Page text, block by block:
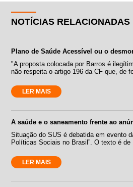
NOTÍCIAS RELACIONADAS
Plano de Saúde Acessível ou o
"A proposta colocada por Barros é
não respeita o artigo 196 da CF que, de
LER MAIS
A saúde e o saneamento frente ao
Situação do SUS é debatida em evento
Políticas Sociais no Brasil”. O texto é
LER MAIS